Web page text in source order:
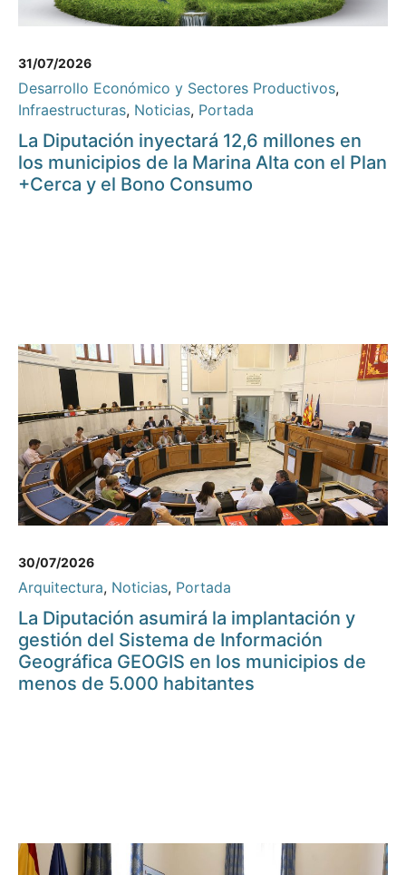
31/07/2026
Desarrollo Económico y Sectores Productivos,
Infraestructuras, Noticias, Portada
La Diputación inyectará 12,6 millones en
los municipios de la Marina Alta con el Plan
+Cerca y el Bono Consumo
30/07/2026
Arquitectura, Noticias, Portada
La Diputación asumirá la implantación y
gestión del Sistema de Información
Geográfica GEOGIS en los municipios de
menos de 5.000 habitantes